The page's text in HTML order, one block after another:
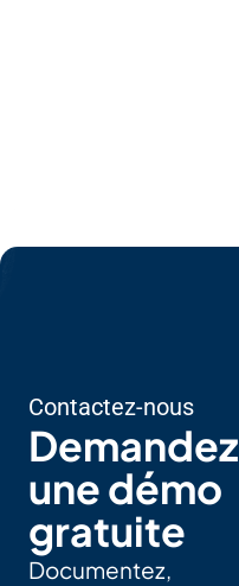
Contactez-nous
Demandez
une démo
gratuite
Documentez,